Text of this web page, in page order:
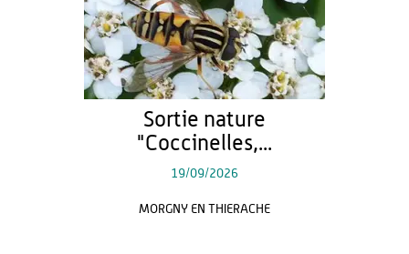
Sortie nature
"Coccinelles,...
19/09/2026
MORGNY EN THIERACHE